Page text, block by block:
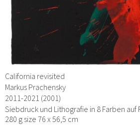
California revisited
Markus Prachensky
2011-2021 (2001)
Siebdruck und Lithografie in 8 Farben auf
280 g size 76 x 56,5 cm